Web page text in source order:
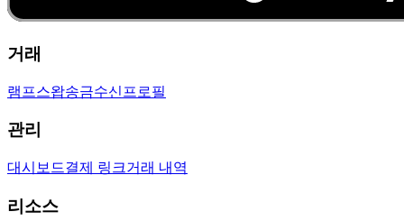
거래
램프스왑송금수신 프로필
관리
대시보드결제 링크거래 내역
리소스